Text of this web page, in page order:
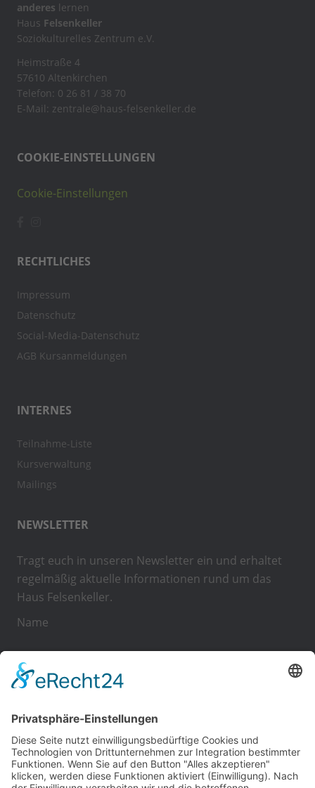
anderes lernen
Haus Felsenkeller
Soziokulturelles Zentrum e.V.
Heimstraße 4
57610 Altenkirchen
Telefon: 0 26 81 / 38 70
E-Mail: zentrale@haus-felsenkeller.de
COOKIE-EINSTELLUNGEN
Cookie-Einstellungen
RECHTLICHES
Impressum
Datenschutz
Social-Media-Datenschutz
AGB Kursanmeldungen
INTERNES
Teilnahme-Liste
Kursverwaltung
Mailings
NEWSLETTER
Tragt euch in unseren Newsletter ein und erhaltet
regelmäßig aktuelle Informationen rund um das
Haus Felsenkeller.
Name
E-Mail